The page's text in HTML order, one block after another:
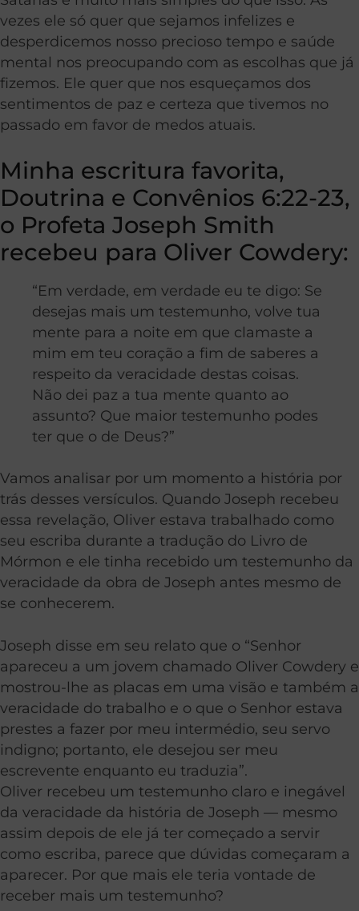
vezes ele só quer que sejamos infelizes e
desperdicemos nosso precioso tempo e saúde
mental nos preocupando com as escolhas que já
fizemos. Ele quer que nos esqueçamos dos
sentimentos de paz e certeza que tivemos no
passado em favor de medos atuais.
Minha escritura favorita,
Doutrina e Convênios 6:22-23,
o Profeta Joseph Smith
recebeu para Oliver Cowdery:
“Em verdade, em verdade eu te digo: Se
desejas mais um testemunho, volve tua
mente para a noite em que clamaste a
mim em teu coração a fim de saberes a
respeito da veracidade destas coisas.
Não dei paz a tua mente quanto ao
assunto? Que maior testemunho podes
ter que o de Deus?”
Vamos analisar por um momento a história por
trás desses versículos. Quando Joseph recebeu
essa revelação, Oliver estava trabalhado como
seu escriba durante a tradução do Livro de
Mórmon e ele tinha recebido um testemunho da
veracidade da obra de Joseph antes mesmo de
se conhecerem.
Joseph disse em seu relato que o “Senhor
apareceu a um jovem chamado Oliver Cowdery e
mostrou-lhe as placas em uma visão e também a
veracidade do trabalho e o que o Senhor estava
prestes a fazer por meu intermédio, seu servo
indigno; portanto, ele desejou ser meu
escrevente enquanto eu traduzia”.
Oliver recebeu um testemunho claro e inegável
da veracidade da história de Joseph — mesmo
assim depois de ele já ter começado a servir
como escriba, parece que dúvidas começaram a
aparecer. Por que mais ele teria vontade de
receber mais um testemunho?